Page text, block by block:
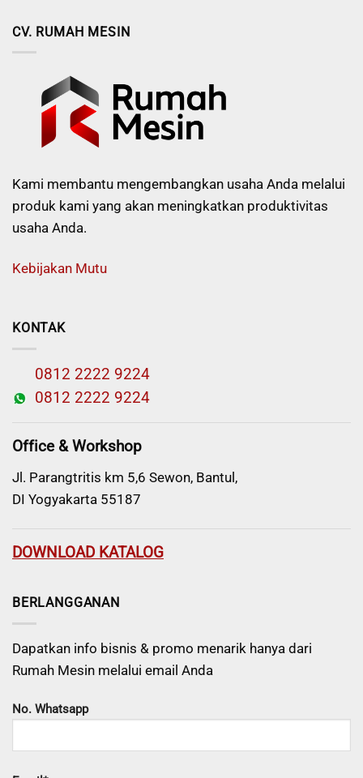
CV. RUMAH MESIN
Kami membantu mengembangkan usaha Anda melalui
produk kami yang akan meningkatkan produktivitas
usaha Anda.
Kebijakan Mutu
KONTAK
0812 2222 9224
0812 2222 9224
Office & Workshop
Jl. Parangtritis km 5,6 Sewon, Bantul,
DI Yogyakarta 55187
DOWNLOAD KATALOG
BERLANGGANAN
Dapatkan info bisnis & promo menarik hanya dari
Rumah Mesin melalui email Anda
No. Whatsapp